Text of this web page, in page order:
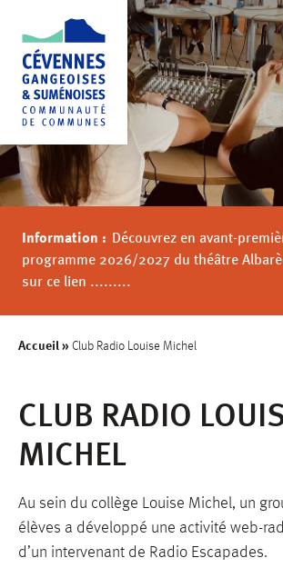
NOTRE TERRITOIRE
BOUGER
AU QUOTIDIEN
Information :
Découvrez en avant-
programme 2026/2027 du théâtre
sur ce lien .........
Accueil » Club Radio Louise Michel
CLUB RADIO
MICHEL
Au sein du collège Louise Michel, un
élèves a développé une activité web-
d’un intervenant de Radio Escapades.